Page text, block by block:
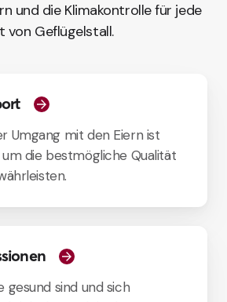
und die Klimakontrolle für jede
von Geflügelstall.
Umgang mit den Eiern ist
die bestmögliche Qualität
gesund sind und sich